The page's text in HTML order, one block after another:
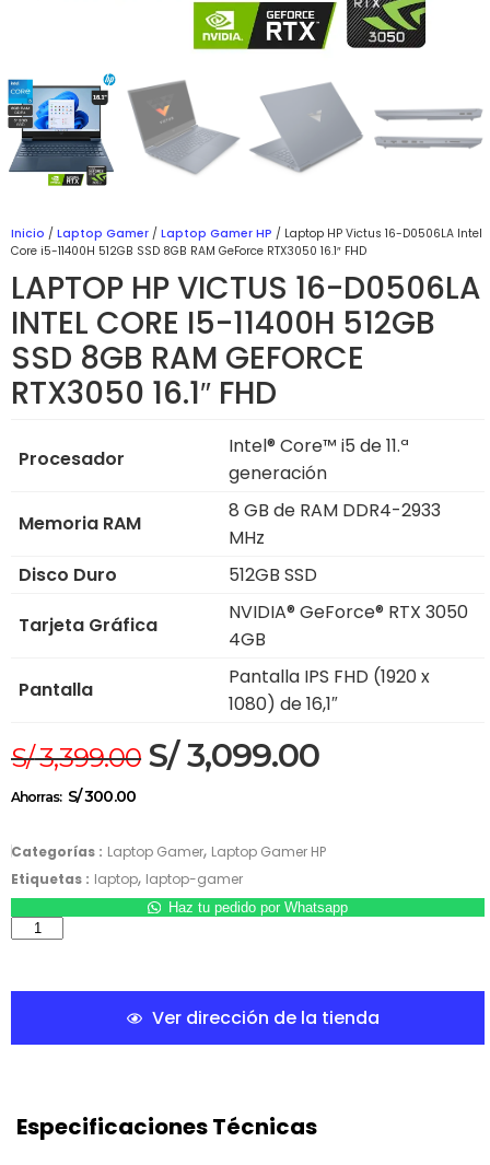
Inicio / Laptop Gamer / Laptop Gamer HP / Laptop HP Victus 16-D0506LA Intel
Core i5-11400H 512GB SSD 8GB RAM GeForce RTX3050 16.1″ FHD
LAPTOP HP VICTUS 16-D0506LA
INTEL CORE I5-11400H 512GB
SSD 8GB RAM GEFORCE
RTX3050 16.1″ FHD
Procesador
Intel® Core™ i5 de 11.ª
generación
Memoria RAM
8 GB de RAM DDR4-2933
MHz
Disco Duro
512GB SSD
Tarjeta Gráfica
NVIDIA® GeForce® RTX 3050
4GB
Pantalla
Pantalla IPS FHD (1920 x
1080) de 16,1″
S/3,399.00 S/3,099.00
Ahorras: S/300.00
Categorías : Laptop Gamer, Laptop Gamer HP
Etiquetas : laptop, laptop-gamer
Haz tu pedido por Whatsapp
Ver dirección de la tienda
Especificaciones Técnicas